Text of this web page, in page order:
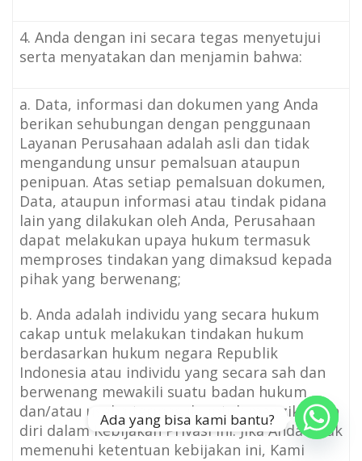
4. Anda dengan ini secara tegas menyetujui
serta menyatakan dan menjamin bahwa:
a. Data, informasi dan dokumen yang Anda
berikan sehubungan dengan penggunaan
Layanan Perusahaan adalah asli dan tidak
mengandung unsur pemalsuan ataupun
penipuan. Atas setiap pemalsuan dokumen,
Data, ataupun informasi atau tindak pidana
lain yang dilakukan oleh Anda, Perusahaan
dapat melakukan upaya hukum termasuk
memproses tindakan yang dimaksud kepada
pihak yang berwenang;
b. Anda adalah individu yang secara hukum
cakap untuk melakukan tindakan hukum
berdasarkan hukum negara Republik
Indonesia atau individu yang secara sah dan
berwenang mewakili suatu badan hukum
dan/atau usaha termasuk untuk mengikatkan
diri dalam Kebijakan Privasi ini. Jika Anda tidak
memenuhi ketentuan kebijakan ini, Kami
Ada yang bisa kami bantu?